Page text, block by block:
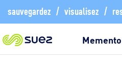
sauvegardez / visualisez /